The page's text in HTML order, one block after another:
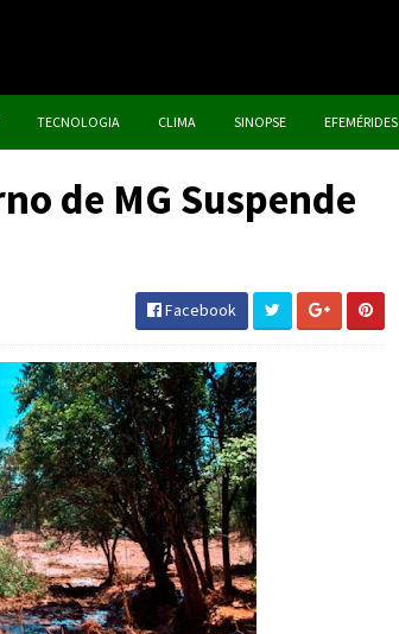
TECNOLOGIA CLIMA SINOPSE EFEMÉRIDES
de MG Suspende
Facebook